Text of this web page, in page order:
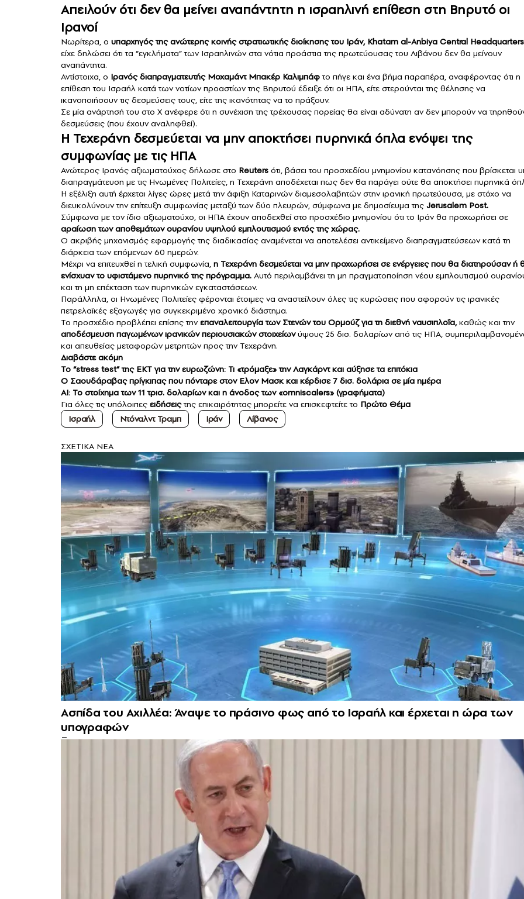
Απειλούν ότι δεν θα μείνει αναπάντητη η ισραηλινή επίθεση στη Βηρυτό οι
Ιρανοί
Νωρίτερα, ο υπαρχηγός της ανώτερης κοινής στρατιωτικής διοίκησης του Ιράν, Khatam al-Anbiya Central Headquarters
είχε δηλώσει ότι τα “εγκλήματα” των Ισραηλινών στα νότια προάστια της πρωτεύουσας του Λιβάνου δεν θα μείνουν
αναπάντητα.
Αντίστοιχα, ο Ιρανός διαπραγματευτής Μοχαμάντ Μπακέρ Καλιμπάφτο πήγε και ένα βήμα παραπέρα, αναφέροντας ότι η
επίθεση του Ισραήλ κατά των νοτίων προαστίων της Βηρυτού έδειξε ότι οι ΗΠΑ, είτε στερούνται της θέλησης να
ικανοποιήσουν τις δεσμεύσεις τους, είτε της ικανότητας να το πράξουν.
Σε μία ανάρτησή του στο Χ ανέφερε ότι η συνέχιση της τρέχουσας πορείας θα είναι αδύνατη αν δεν μπορούν να
δεσμεύσεις (που έχουν αναληφθεί).
Η Τεχεράνη δεσμεύεται να μην αποκτήσει πυρηνικά όπλα ενόψει της
συμφωνίας με τις ΗΠΑ
Ανώτερος Ιρανός αξιωματούχος δήλωσε στο Reuters ότι, βάσει του προσχεδίου μνημονίου κατανόησης που βρίσκεται
διαπραγμάτευση με τις Ηνωμένες Πολιτείες, η Τεχεράνη αποδέχεται πως δεν θα παράγει ούτε θα αποκτήσει πυρηνικά
Η εξέλιξη αυτή έρχεται λίγες ώρες μετά την άφιξη Καταρινών διαμεσολαβητών στην ιρανική πρωτεύουσα, με στόχο να
διευκολύνουν την επίτευξη συμφωνίας μεταξύ των δύο πλευρών, σύμφωνα με δημοσίευμα της Jerusalem Post.
Σύμφωνα με τον ίδιο αξιωματούχο, οι ΗΠΑ έχουν αποδεχθεί στο προσχέδιο μνημονίου ότι το Ιράν θα προχωρήσει σε
αραίωση των αποθεμάτων ουρανίου υψηλού εμπλουτισμού εντός της χώρας.
Ο ακριβής μηχανισμός εφαρμογής της διαδικασίας αναμένεται να αποτελέσει αντικείμενο διαπραγματεύσεων κατά τη
διάρκεια των επόμενων 60 ημερών.
Μέχρι να επιτευχθεί η τελική συμφωνία, η Τεχεράνη δεσμεύεται να μην προχωρήσει σε ενέργειες που θα διατηρούσαν ή
ενίσχυαν το υφιστάμενο πυρηνικό της πρόγραμμα. Αυτό περιλαμβάνει τη μη πραγματοποίηση νέου εμπλουτισμού
και τη μη επέκταση των πυρηνικών εγκαταστάσεων.
Παράλληλα, οι Ηνωμένες Πολιτείες φέρονται έτοιμες να αναστείλουν όλες τις κυρώσεις που αφορούν τις ιρανικές
πετρελαϊκές εξαγωγές για συγκεκριμένο χρονικό διάστημα.
Το προσχέδιο προβλέπει επίσης τηνεπαναλειτουργία των Στενών του Ορμούζ για τη διεθνή ναυσιπλοΐα,καθώς και την
αποδέσμευση παγωμένων ιρανικών περιουσιακών στοιχείωνύψους 25 δισ. δολαρίων από τις ΗΠΑ,
και απευθείας μεταφορών μετρητών προς την Τεχεράνη.
Διαβάστε ακόμη
Το “stress test” της ΕΚΤ για την ευρωζώνη: Τι «τρόμαξε» την Λαγκάρντ και αύξησε τα επιτόκια
Ο Σαουδάραβας πρίγκιπας που πόνταρε στον Ελον Μασκ και κέρδισε 7 δισ. δολάρια σε μία ημέρα
AI: Το στοίχημα των 11 τρισ. δολαρίων και η άνοδος των «omniscalers» (γραφήματα)
Για όλες τις υπόλοιπες ειδήσειςτης επικαιρότητας μπορείτε να επισκεφτείτε το Πρώτο Θέμα
Ισραήλ
Ντόναλντ Τραμπ Ιράν Λίβανος
ΣXETIKA NEA
Ασπίδα του Αχιλλέα: Άναψε το πράσινο φως από το Ισραήλ και έρχεται η ώρα των
υπογραφών